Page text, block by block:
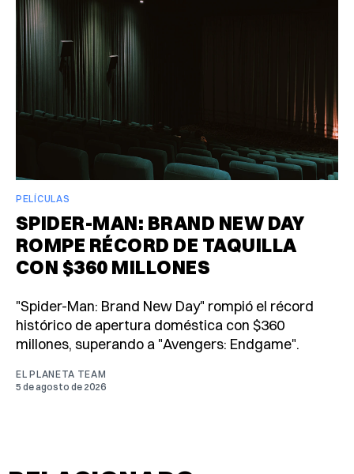
PELÍCULAS
SPIDER-MAN: BRAND NEW DAY
ROMPE RÉCORD DE TAQUILLA
CON $360 MILLONES
"Spider-Man: Brand New Day" rompió el récord
histórico de apertura doméstica con $360
millones, superando a "Avengers: Endgame".
EL PLANETA TEAM
5 de agosto de 2026